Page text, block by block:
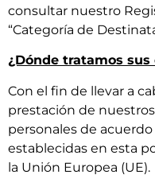
consultar nuestro
“Categoría de
¿Dónde tratamos sus
Con el fin de llevar a
prestación de
personales de
establecidas en esta
la Unión Europea (UE).